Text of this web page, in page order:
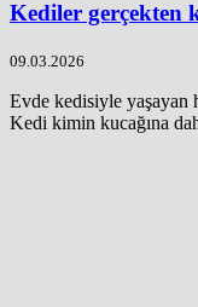
Kediler gerçekten
09.03.2026
Evde kedisiyle yaşayan
Kedi kimin kucağına